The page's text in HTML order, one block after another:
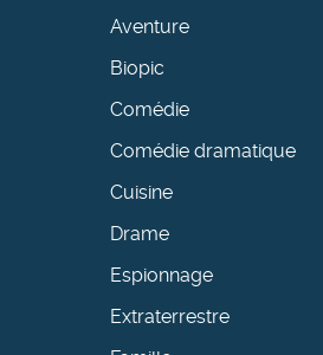
Aventure
Biopic
Comédie
Comédie dramatique
Cuisine
Drame
Espionnage
Extraterrestre